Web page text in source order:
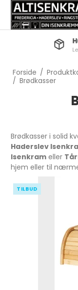
Forside /
/ Brødkasser
Brødkasser i solid
Haderslev
Isenkram eller
hjem eller til
TILBUD